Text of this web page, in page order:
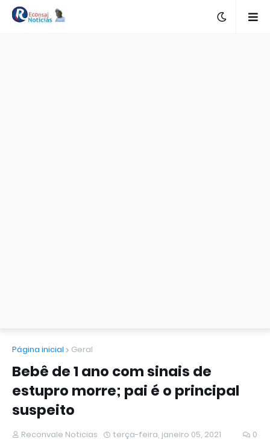
Página inicial Geral
Bebê de 1 ano com sinais de
estupro morre; pai é o principal
suspeito
Reconvale Noticias terça-feira, janeiro 05, 2021 0